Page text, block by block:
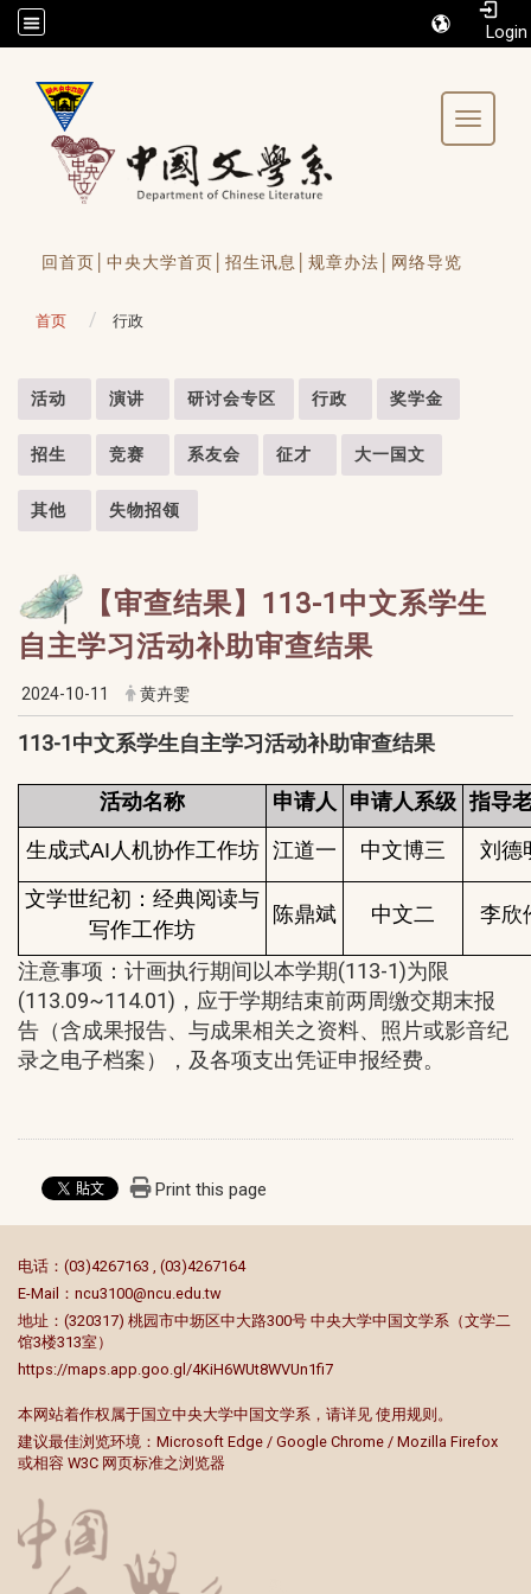
/accesskey"" title="Toolbar">:::
Toggle
回首页│ 中央大学首页│ 招生讯息│ 规章办法│ 网络导览
首页 行政
活动 演讲 研讨会专区 行政 奖学金
招生 竞赛 系友会 征才 大一国文
其他 失物招领
【审查结果】113-1中文系学生
自主学习活动补助审查结果
2024-10-11 黄卉雯
113-1中文系学生自主学习活动补助审查结果
活动名称 申请人 申请人系级 指导
生成式AI人机协作工作坊 江道一 中文博三 刘德
文学世纪初：经典阅读与
写作工作坊
陈鼎斌 中文二 李欣
注意事项：计画执行期间以本学期(113-1)为限
(113.09~114.01)，应于学期结束前两周缴交期末报
告（含成果报告、与成果相关之资料、照片或影音纪
录之电子档案），及各项支出凭证申报经费。
Print this page
电话：(03)4267163 , (03)4267164
E-Mail： ncu3100@ncu.edu.tw
地址：(320317) 桃园市中坜区中大路300号 中央大学中国文学系（文学二
馆3楼313室）
https://maps.app.goo.gl/4KiH6WUt8WVUn1fi7
本网站着作权属于国立中央大学中国文学系，请详见 使用规则 。
建议最佳浏览环境：Microsoft Edge / Google Chrome / Mozilla Firefox
或相容 W3C 网页标准之浏览器